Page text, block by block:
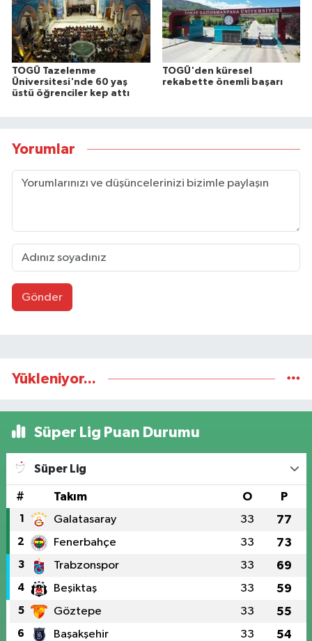
TOGÜ Tazelenme
Üniversitesi'nde 60 yaş
üstü öğrenciler kep attı
TOGÜ'den küresel
rekabette önemli başarı
Yorumlar
Gönder
Yükleniyor...
Süper Lig Puan Durumu
Süper Lig
# Takım O P
1 Galatasaray 33 77
2 Fenerbahçe 33 73
3 Trabzonspor 33 69
4 Beşiktaş 33 59
5 Göztepe 33 55
6 Başakşehir 33 54